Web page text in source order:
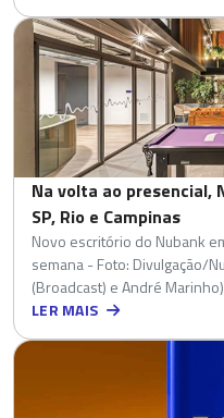
Na volta ao presencial,
SP, Rio e Campinas
Novo escritório do Nubank
semana - Foto: Divulgação/
(Broadcast) e André
LER MAIS